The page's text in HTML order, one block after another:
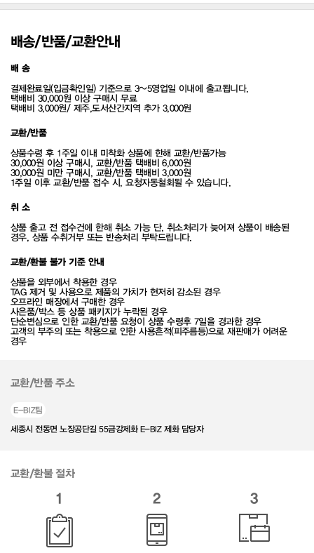
배송/반품/교환안내
배 송
결제완료일(입금확인일) 기준으로 3~5영업일 이내에 출고됩니다.
택배비 30,000원 이상 구매시 무료
택배비 3,000원/ 제주,도서산간지역 추가 3,000원
교환/반품
상품수령 후 1주일 이내 미착화 상품에 한해 교환/반품가능
30,000원 이상 구매시, 교환/반품 택배비 6,000원
30,000원 미만 구매시, 교환/반품 택배비 3,000원
1주일 이후 교환/반품 접수 시, 요청자동철회될 수 있습니다.
취 소
상품 출고 전 접수건에 한해 취소 가능 단, 취소처리가 늦어져 상품이 배송된
경우, 상품 수취거부 또는 반송처리 부탁드립니다.
교환/환불 불가 기준 안내
상품을 외부에서 착용한 경우
TAG 제거 및 사용으로 제품의 가치가 현저히 감소된 경우
오프라인 매장에서 구매한 경우
사은품/박스 등 상품 패키지가 누락된 경우
단순변심으로 인한 교환/반품 요청이 상품 수령후 7일을 경과한 경우
고객의 부주의 또는 착용으로 인한 사용흔적(피주름등)으로 재판매가 어려운
경우
교환/반품 주소
E-BIZ팀
세종시 전동면 노장공단길 55금강제화 E-BIZ 제화 담당자
교환/환불 절차
1 2 3